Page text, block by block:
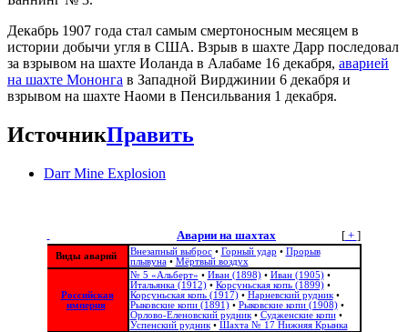
Декабрь 1907 года стал самым смертоносным месяцем в
истории добычи угля в США. Взрыв в шахте Дарр последовал
за взрывом на шахте Иоланда в Алабаме 16 декабря, аварией
на шахте Мононга в Западной Вирджинии 6 декабря и
взрывом на шахте Наоми в Пенсильвания 1 декабря.
ИсточникПравить
Darr Mine Explosion
[+ ]
Аварии на шахтах
Виды аварий Внезапный выброс• Горный удар • Прорыв
плывуна• Мёртвый воздух
Российская
империя
№ 5 «Альберт» • Иван (1898)• Иван (1905)•
Итальянка (1912)• Корсуньская копь (1899)•
Корсуньская копь (1917)• Нарневский рудник•
Рыковские копи (1891)• Рыковские копи (1908)•
Орлово-Еленовский рудник• Судженские копи•
Успенский рудник• Шахта № 17 Нижняя Крынка